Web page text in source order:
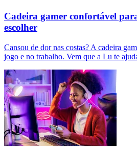
Cadeira gamer confortável
escolher
Cansou de dor nas costas? A cadeira
jogo e no trabalho. Vem que a Lu te